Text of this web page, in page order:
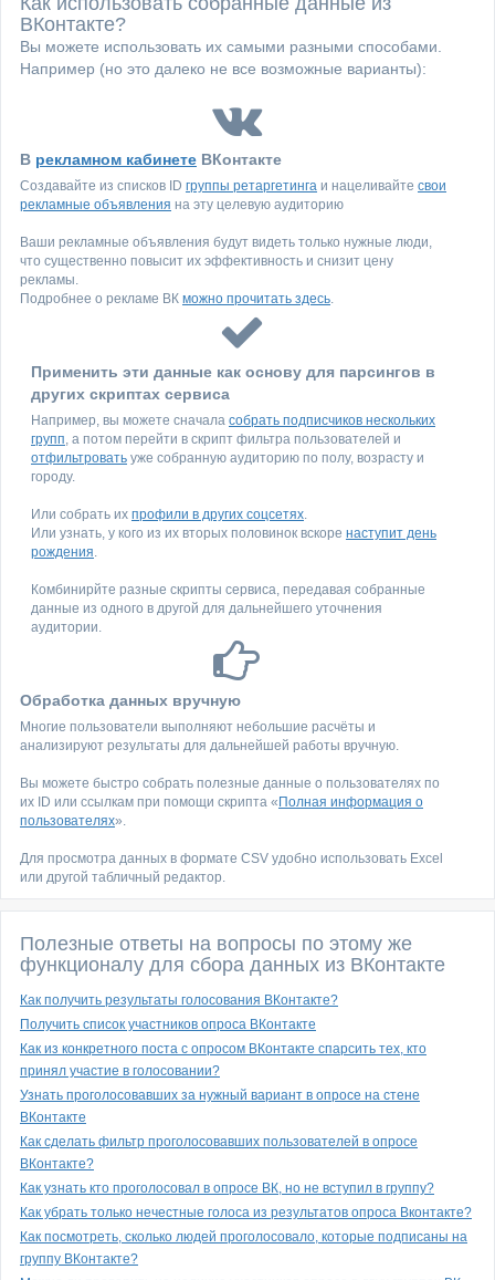
ВКонтакте?
Вы можете использовать их самыми разными способами.
Например (но это далеко не все возможные варианты):
В рекламном кабинете ВКонтакте
Создавайте из списков ID группы ретаргетинга и нацеливайте свои
рекламные объявления на эту целевую аудиторию
Ваши рекламные объявления будут видеть только нужные люди,
что существенно повысит их эффективность и снизит цену
рекламы.
Подробнее о рекламе ВК можно прочитать здесь.
Применить эти данные как основу для парсингов в
других скриптах сервиса
Например, вы можете сначала собрать подписчиков нескольких
групп, а потом перейти в скрипт фильтра пользователей и
отфильтровать уже собранную аудиторию по полу, возрасту и
городу.
Или собрать их профили в других соцсетях.
Или узнать, у кого из их вторых половинок вскоре наступит день
рождения.
Комбинирйте разные скрипты сервиса, передавая собранные
данные из одного в другой для дальнейшего уточнения
аудитории.
Обработка данных вручную
Многие пользователи выполняют небольшие расчёты и
анализируют результаты для дальнейшей работы вручную.
Вы можете быстро собрать полезные данные о пользователях по
их ID или ссылкам при помощи скрипта « Полная информация о
пользователях».
Для просмотра данных в формате CSV удобно использовать Excel
или другой табличный редактор.
Полезные ответы на вопросы по этому же
функционалу для сбора данных из ВКонтакте
Как получить результаты голосования ВКонтакте?
Получить список участников опроса ВКонтакте
Как из конкретного поста с опросом ВКонтакте спарсить тех, кто
принял участие в голосовании?
Узнать проголосовавших за нужный вариант в опросе на стене
ВКонтакте
Как сделать фильтр проголосовавших пользователей в опросе
ВКонтакте?
Как узнать кто проголосовал в опросе ВК, но не вступил в группу?
Как убрать только нечестные голоса из результатов опроса Вконтакте?
Как посмотреть, сколько людей проголосовало, которые подписаны на
группу ВКонтакте?